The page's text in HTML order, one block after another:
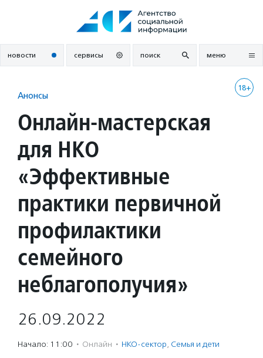
новости сервисы поиск меню
18+
Анонсы
Онлайн-мастерская
для НКО
«Эффективные
практики первичной
профилактики
семейного
неблагополучия»
26.09.2022
Начало: 11:00 · Онлайн · НКО-сектор, Семья и дети